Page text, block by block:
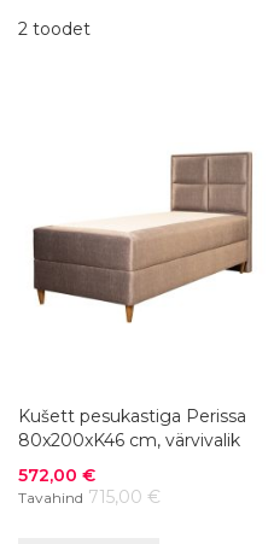
2 toodet
Kušett pesukastiga Perissa
80x200xK46 cm, värvivalik
Soodushind
572,00 €
Tavahind 715,00 €